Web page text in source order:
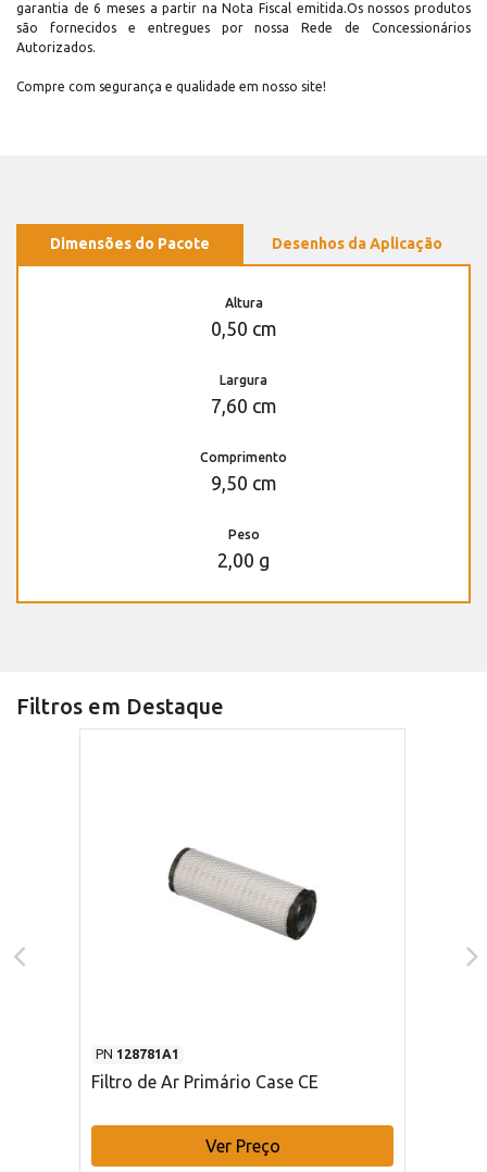
garantia de 6 meses a partir na Nota Fiscal emitida.Os nossos produtos
são fornecidos e entregues por nossa Rede de Concessionários
Autorizados.
Compre com segurança e qualidade em nosso site!
Dimensões do Pacote Desenhos da Aplicação
Altura
0,50 cm
Largura
7,60 cm
Comprimento
9,50 cm
Peso
2,00 g
Filtros em Destaque
PN 128781A1
Filtro de Ar Primário Case CE
Ver Preço